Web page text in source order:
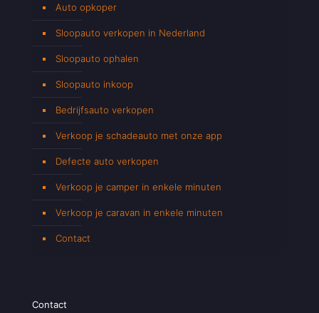
Auto opkoper
Sloopauto verkopen in Nederland
Sloopauto ophalen
Sloopauto inkoop
Bedrijfsauto verkopen
Verkoop je schadeauto met onze app
Defecte auto verkopen
Verkoop je camper in enkele minuten
Verkoop je caravan in enkele minuten
Contact
Contact